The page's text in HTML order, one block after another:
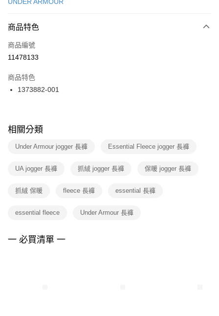
便利好安心！
３．安心：先確認商品／服務後，再付款。
【「AFTEE先享後付」結帳流程】
１．於結帳方式選擇「AFTEE先享後付」後，將跳轉至「AFTEE先享後付」
２．訂單成立數日內，您將收到繳費通知簡訊。
３．收到繳費通知簡訊後14天內，點擊此簡訊中的連結，可透過四大超商／
ATM／網路銀行／等多元方式進行付款，方視為交易完成。
※ 交易是否成功請以「AFTEE先享後付 」之結帳頁面顯示為準，若有關於
是否繳費成功／繳費後需取消欲退款等相關疑問，請聯繫「AFTEE先享後付
客戶支援中心」https://netprotections.freshdesk.com/support/home
１．透過由恩沛科技股份有限公司提供之「AFTEE先享後付」服務完成之交
權轉讓予恩沛科技股份有限公司。
３．未成年的使用者請事先徵得法定代理人或監護人之同意方可使用
４．使用「AFTEE先享後付」時，將依據個別帳號之用戶狀況，依本公司即
每筆NT$100，滿NT$1,500(含以上)免運費
宅配
每筆NT$100，滿NT$1,500(含以上)免運費
付款後門市自取
每筆NT$100，滿NT$1,500(含以上)免運費
商品特色
商品編號
11478133
商品特色
1373882-001
相關分類
Under Armour jogger 長褲 Essential Fleece jogger 長褲
UA jogger 長褲 抓絨 jogger 長褲 保暖 jogger 長褲
抓絨 保暖 fleece 長褲 essential 長褲
essential fleece Under Armour 長褲
一 必買清單 一